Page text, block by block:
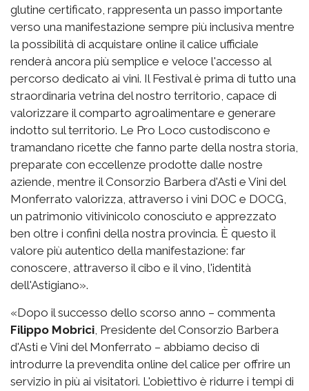
glutine certificato, rappresenta un passo importante
verso una manifestazione sempre più inclusiva mentre
la possibilità di acquistare online il calice ufficiale
renderà ancora più semplice e veloce l'accesso al
percorso dedicato ai vini. Il Festival è prima di tutto una
straordinaria vetrina del nostro territorio, capace di
valorizzare il comparto agroalimentare e generare
indotto sul territorio. Le Pro Loco custodiscono e
tramandano ricette che fanno parte della nostra storia,
preparate con eccellenze prodotte dalle nostre
aziende, mentre il Consorzio Barbera d'Asti e Vini del
Monferrato valorizza, attraverso i vini DOC e DOCG,
un patrimonio vitivinicolo conosciuto e apprezzato
ben oltre i confini della nostra provincia. È questo il
valore più autentico della manifestazione: far
conoscere, attraverso il cibo e il vino, l'identità
dell'Astigiano».
«Dopo il successo dello scorso anno – commenta
Filippo Mobrici, Presidente del Consorzio Barbera
d'Asti e Vini del Monferrato – abbiamo deciso di
introdurre la prevendita online del calice per offrire un
servizio in più ai visitatori. L'obiettivo è ridurre i tempi di